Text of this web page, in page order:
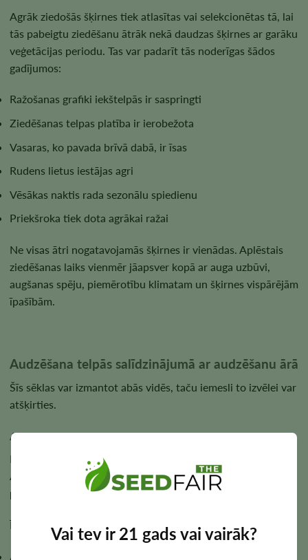
Vai tev ir 21 gads vai vairāk?
Agrāk ziedošās šķirnes tiek atlasītas vai selekcionētas tā, lai
tās pabeigtu ziedēšanu ātrāk nekā daudzas šķirnes ar garāku
veģetācijas periodu. Tas var padarīt tās noderīgas šādos
gadījumos:
Ražošanas grafiki iekštelpās ir saspringti
Ziedēšanas telpas platība ir ierobežota
Vasaras, ko pavada brīvā dabā, ir īsas
Rudens lietus iestājas agri
Vēsākas naktis rada sezonālu spiedienu
Priekšroka tiek dota agrākai ražai
Ne visas ātri nogatavojamās šķirnes ir vienādas. Aplēstais
ziedēšanas laiks vienmēr jāapsver kopā ar auga uzbūvi,
augšanas spēju, piemērotību klimatam un šķirnes vispārējām
īpašībām.
Audzēšana telpās salīdzinājumā ar audzēšanu ārā
Šīs sēklas var izmantot abās vidēs, taču iemesli to izvēlei var
atšķirties.
Audzēšana telpās
Iekštelpās lielākā priekšrocība ir plānošanas elastība.
Audzētāji kontrolē gaismas ciklu un var izlemt, kad augi
pāriet no veģetatīvās augšanas fāzes uz ziedēšanas fāzi.
Īsāks ziedēšanas periods var palīdzēt:
Ātrāka numuru apgrozība